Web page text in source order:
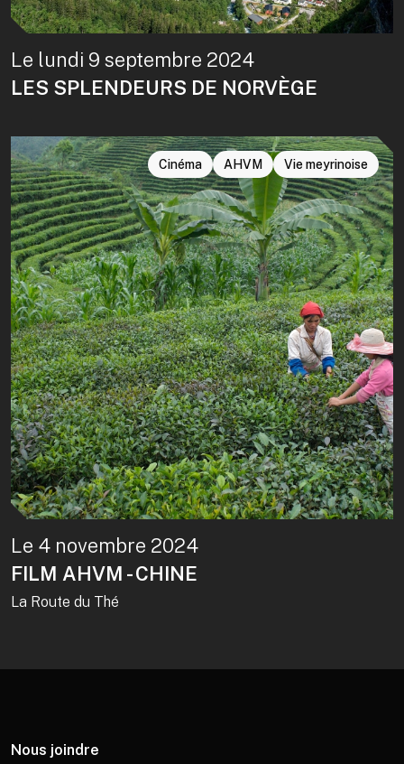
Le lundi 9 septembre 2024
LES SPLENDEURS DE NORVÈGE
Cinéma AHVM Vie meyrinoise
Le 4 novembre 2024
FILM AHVM - CHINE
La Route du Thé
Nous joindre